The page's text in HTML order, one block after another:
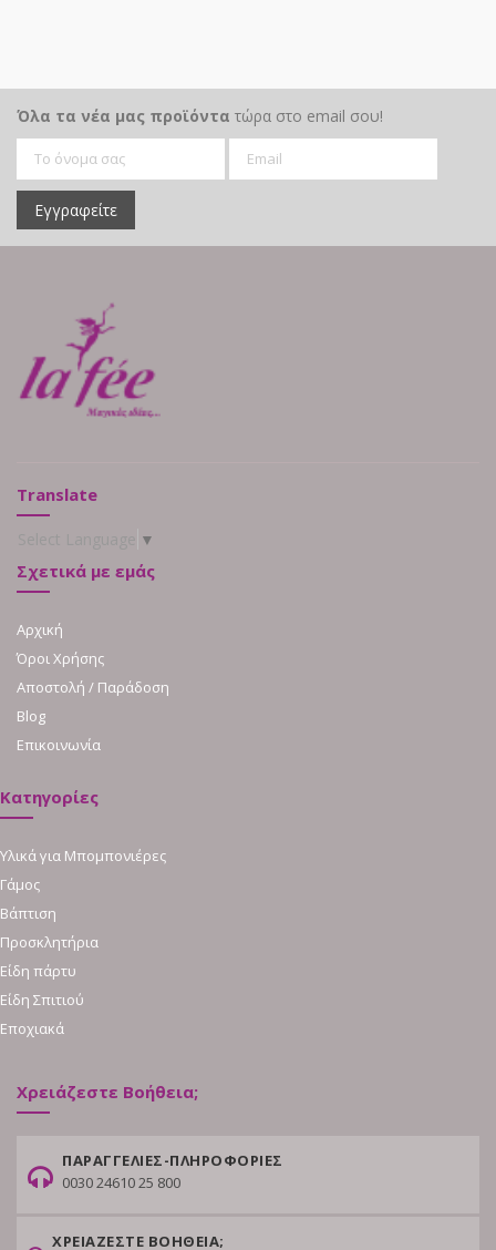
Όλα τα νέα μας προϊόντα τώρα στο email σου!
Εγγραφείτε
Translate
▼
Σχετικά με εμάς
Αρχική
Όροι Χρήσης
Αποστολή / Παράδοση
Blog
Επικοινωνία
Κατηγορίες
Υλικά για Μπομπονιέρες
Γάμος
Βάπτιση
Προσκλητήρια
Είδη πάρτυ
Είδη Σπιτιού
Εποχιακά
Χρειάζεστε Βοήθεια;
ΠΑΡΑΓΓΕΛΙΕΣ-ΠΛΗΡΟΦΟΡΙΕΣ
0030 24610 25 800
ΧΡΕΙΑΖΕΣΤΕ ΒΟΗΘΕΙΑ;